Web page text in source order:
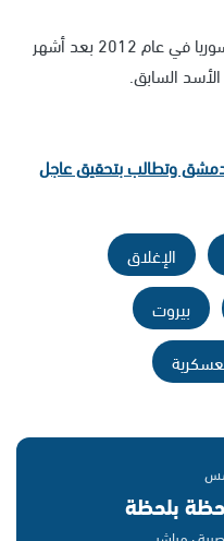
وكانت ألمانيا، قد أغلقت سفارتها في سوريا في عام 2012 بعد أشهر
السابق.
وتطالب بتحقيق عاجل
الإغلاق
بيروت
بلحظة